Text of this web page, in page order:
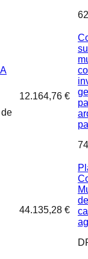
12.164,76 €
44.135,28 €